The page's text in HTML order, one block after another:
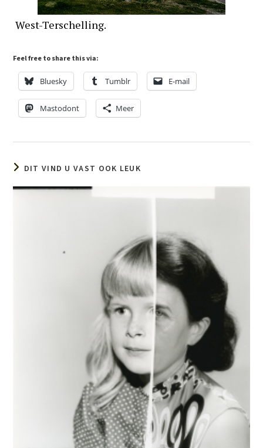
West-Terschelling.
Feel free to share this via:
Bluesky Tumblr E-mail
Mastodont Meer
DIT VIND U VAST OOK LEUK